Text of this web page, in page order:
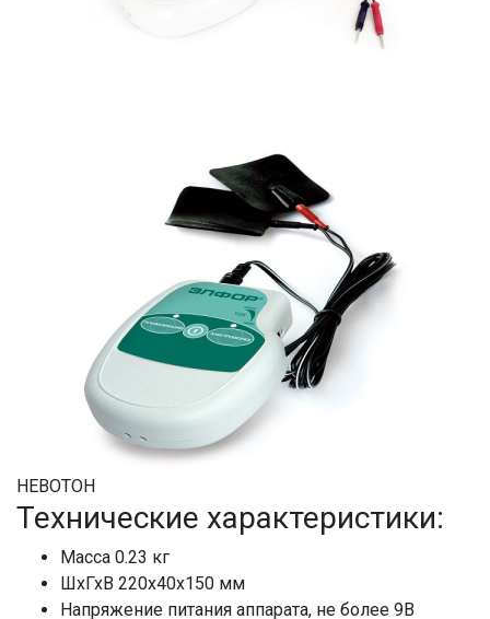
НЕВОТОН
Технические характеристики:
Масса 0.23 кг
ШхГхВ 220x40x150 мм
Напряжение питания аппарата, не более 9В